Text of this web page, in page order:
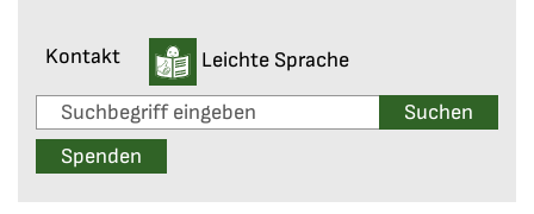
Kontakt
Leichte Sprache
Suchformular
Spenden